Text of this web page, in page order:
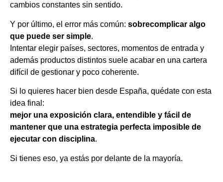
cambios constantes sin sentido.
Y por último, el error más común: sobrecomplicar algo
que puede ser simple.
Intentar elegir países, sectores, momentos de entrada y
además productos distintos suele acabar en una cartera
difícil de gestionar y poco coherente.
Si lo quieres hacer bien desde España, quédate con esta
idea final:
mejor una exposición clara, entendible y fácil de
mantener que una estrategia perfecta imposible de
ejecutar con disciplina.
Si tienes eso, ya estás por delante de la mayoría.